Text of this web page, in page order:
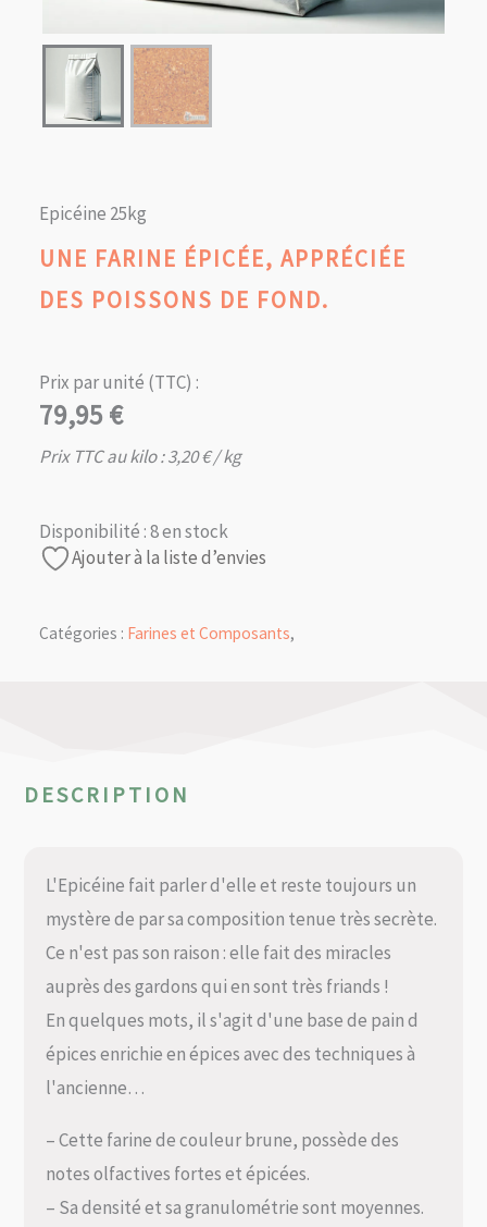
Epicéine 25kg
UNE FARINE ÉPICÉE, APPRÉCIÉE
DES POISSONS DE FOND.
Prix par unité (TTC) :
79,95€
Prix TTC au kilo :3,20€/ kg
Disponibilité :8 en stock
Ajouter à la liste d’envies
Catégories : Farines et Composants,
DESCRIPTION
L'Epicéine fait parler d'elle et reste toujours un
mystère de par sa composition tenue très secrète.
Ce n'est pas son raison : elle fait des miracles
auprès des gardons qui en sont très friands !
En quelques mots, il s'agit d'une base de pain d
épices enrichie en épices avec des techniques à
l'ancienne…
– Cette farine de couleur brune, possède des
notes olfactives fortes et épicées.
– Sa densité et sa granulométrie sont moyennes.